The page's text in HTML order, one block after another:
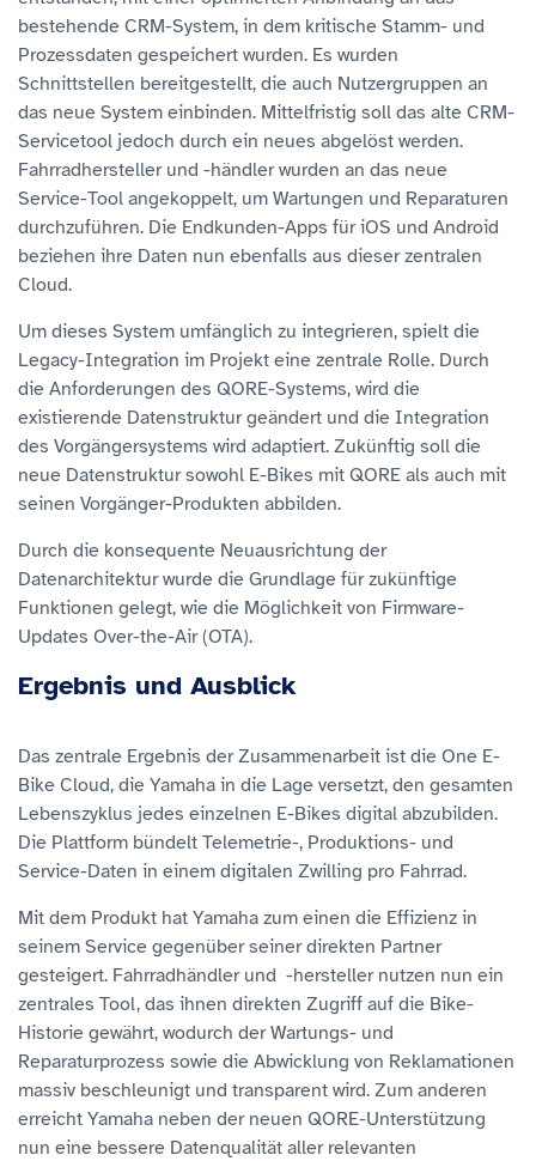
bestehende CRM-System, in dem kritische Stamm- und
Prozessdaten gespeichert wurden. Es wurden
Schnittstellen bereitgestellt, die auch Nutzergruppen an
das neue System einbinden. Mittelfristig soll das alte CRM-
Servicetool jedoch durch ein neues abgelöst werden.
Fahrradhersteller und -händler wurden an das neue
Service-Tool angekoppelt, um Wartungen und Reparaturen
durchzuführen. Die Endkunden-Apps für iOS und Android
beziehen ihre Daten nun ebenfalls aus dieser zentralen
Cloud.
Um dieses System umfänglich zu integrieren, spielt die
Legacy-Integration im Projekt eine zentrale Rolle. Durch
die Anforderungen des QORE-Systems, wird die
existierende Datenstruktur geändert und die Integration
des Vorgängersystems wird adaptiert. Zukünftig soll die
neue Datenstruktur sowohl E-Bikes mit QORE als auch mit
seinen Vorgänger-Produkten abbilden.
Durch die konsequente Neuausrichtung der
Datenarchitektur wurde die Grundlage für zukünftige
Funktionen gelegt, wie die Möglichkeit von Firmware-
Updates Over-the-Air (OTA).
Ergebnis und Ausblick
Das zentrale Ergebnis der Zusammenarbeit ist die One E-
Bike Cloud, die Yamaha in die Lage versetzt, den gesamten
Lebenszyklus jedes einzelnen E-Bikes digital abzubilden.
Die Plattform bündelt Telemetrie-, Produktions- und
Service-Daten in einem digitalen Zwilling pro Fahrrad.
Mit dem Produkt hat Yamaha zum einen die Effizienz in
seinem Service gegenüber seiner direkten Partner
gesteigert. Fahrradhändler und -hersteller nutzen nun ein
zentrales Tool, das ihnen direkten Zugriff auf die Bike-
Historie gewährt, wodurch der Wartungs- und
Reparaturprozess sowie die Abwicklung von Reklamationen
massiv beschleunigt und transparent wird. Zum anderen
erreicht Yamaha neben der neuen QORE-Unterstützung
nun eine bessere Datenqualität aller relevanten